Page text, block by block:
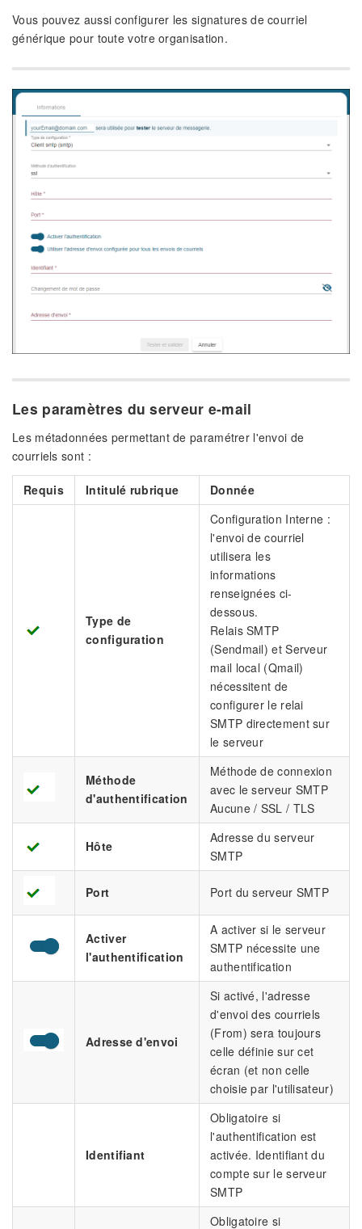
Vous pouvez aussi configurer les signatures de courriel
générique pour toute votre organisation.
Les paramètres du serveur e-mail
Les métadonnées permettant de paramétrer l'envoi de
courriels sont :
Requis Intitulé rubrique Donnée
Type de
configuration
Configuration Interne :
l'envoi de courriel
utilisera les
informations
renseignées ci-
dessous.
Relais SMTP
(Sendmail) et Serveur
mail local (Qmail)
nécessitent de
configurer le relai
SMTP directement sur
le serveur
Méthode
d'authentification
Méthode de connexion
avec le serveur SMTP
Aucune / SSL / TLS
Hôte
Adresse du serveur
SMTP
Port Port du serveur SMTP
Activer
l'authentification
A activer si le serveur
SMTP nécessite une
authentification
Adresse d'envoi
Si activé, l'adresse
d'envoi des courriels
(From) sera toujours
celle définie sur cet
écran (et non celle
choisie par l'utilisateur)
Identifiant
Obligatoire si
l'authentification est
activée. Identifiant du
compte sur le serveur
SMTP
Obligatoire si